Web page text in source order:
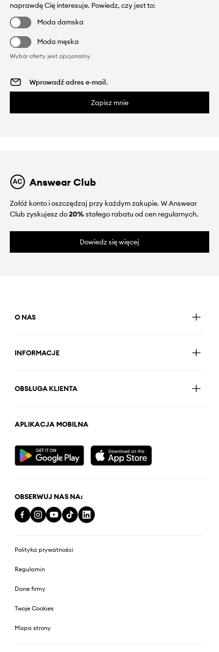
naprawdę Cię interesuje. Powiedz, czy jest to:
Moda damska
Moda męska
Wybór oferty jest opcjonalny
Zapisz mnie
Answear Club
Załóż konto i oszczędzaj przy każdym zakupie. W Answear
Club zyskujesz do20%stałego rabatu od cen regularnych.
Dowiedz się więcej
O NAS
INFORMACJE
OBSŁUGA KLIENTA
APLIKACJA MOBILNA
OBSERWUJ NAS NA:
Polityka prywatności
Regulamin
Dane firmy
Twoje Cookies
Mapa strony